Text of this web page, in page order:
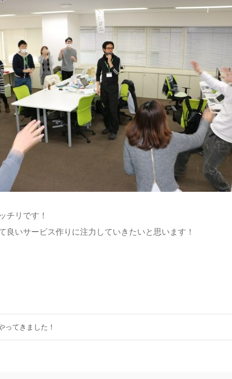
チリです！
良いサービス作りに注力していきたいと思います！
ってきました！